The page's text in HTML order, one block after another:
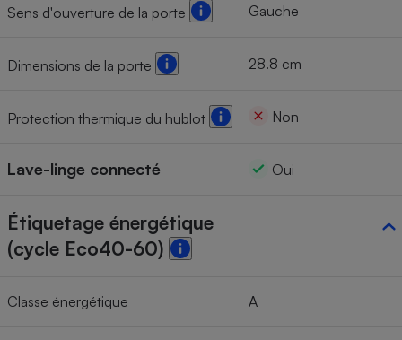
Sens d'ouverture de la porte Gauche
Dimensions de la porte 28.8 cm
Protection thermique du hublot Non
Lave-linge connecté Oui
Étiquetage énergétique
(cycle Eco40-60)
Classe énergétique A